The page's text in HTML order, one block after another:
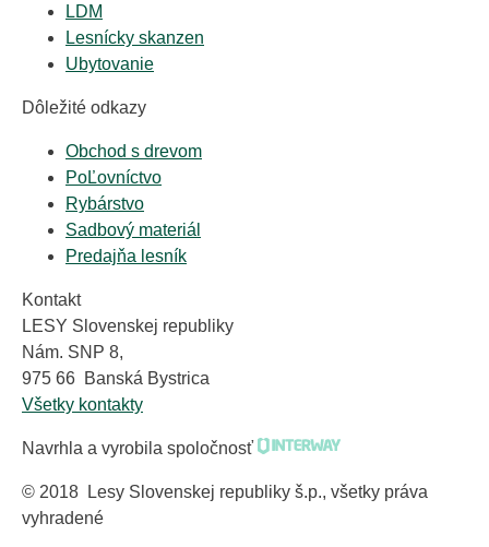
LDM
Lesnícky skanzen
Ubytovanie
Dôležité odkazy
Obchod s drevom
PoĽovníctvo
Rybárstvo
Sadbový materiál
Predajňa lesník
Kontakt
LESY Slovenskej republiky
Nám. SNP 8,
975 66 Banská Bystrica
Všetky kontakty
Navrhla a vyrobila spoločnosť
© 2018 Lesy Slovenskej republiky š.p., všetky práva
vyhradené